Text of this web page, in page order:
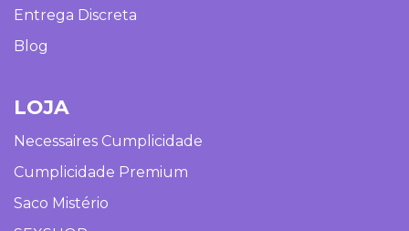
Entrega Discreta
Blog
LOJA
Necessaires Cumplicidade
Cumplicidade Premium
Saco Mistério